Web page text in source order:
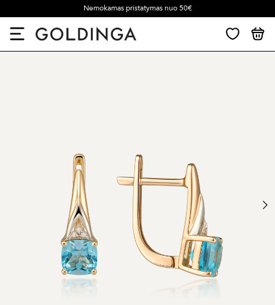
Nemokamas pristatymas nuo 50€